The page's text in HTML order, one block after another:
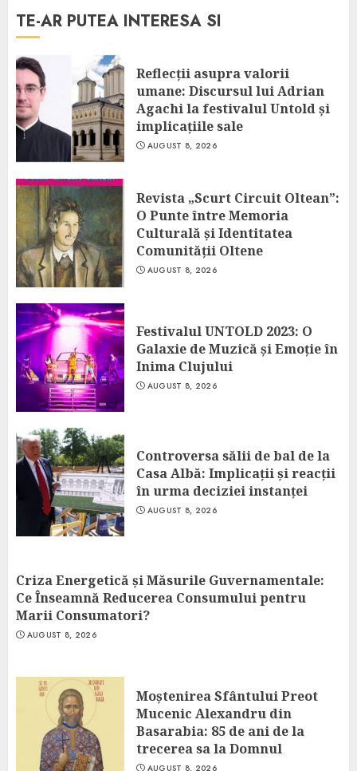
TE-AR PUTEA INTERESA SI
Reflecții asupra valorii
umane: Discursul lui Adrian
Agachi la festivalul Untold și
implicațiile sale
AUGUST 8, 2026
Revista „Scurt Circuit Oltean”:
O Punte între Memoria
Culturală și Identitatea
Comunității Oltene
AUGUST 8, 2026
Festivalul UNTOLD 2023: O
Galaxie de Muzică și Emoție în
Inima Clujului
AUGUST 8, 2026
Controversa sălii de bal de la
Casa Albă: Implicații și reacții
în urma deciziei instanței
AUGUST 8, 2026
Criza Energetică și Măsurile Guvernamentale:
Ce Înseamnă Reducerea Consumului pentru
Marii Consumatori?
AUGUST 8, 2026
Moștenirea Sfântului Preot
Mucenic Alexandru din
Basarabia: 85 de ani de la
trecerea sa la Domnul
AUGUST 8, 2026